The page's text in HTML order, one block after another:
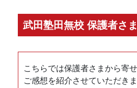
武田塾田無校 保護者さ
こちらでは保護者さまから寄
ご感想を紹介させていただきま